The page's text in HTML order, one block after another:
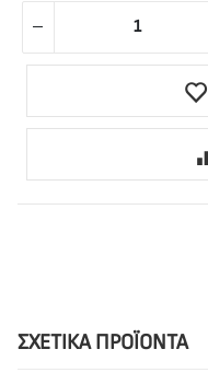
ΣΧΕΤΙΚΆ ΠΡΟΪΌΝΤΑ